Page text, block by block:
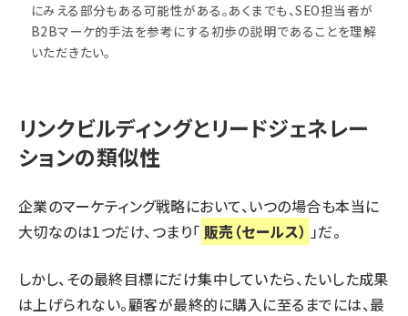
にみえる部分もある可能性がある。あくまでも、SEO担当者が
B2Bマーケ的手法を参考にする初歩の説明であることを理解
いただきたい。
リンクビルディングとリードジェネレー
ションの類似性
企業のマーケティング戦略において、いつの場合も本当に
大切なのは1つだけ、つまり「 販売（セールス） 」だ。
しかし、その最終目標にだけ集中していたら、たいした成果
は上げられない。顧客が最終的に購入に至るまでには、最